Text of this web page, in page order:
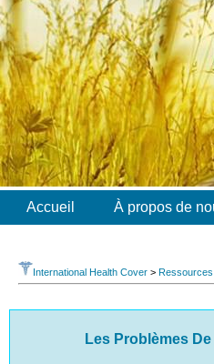
Accueil À propos de
International Health Cover > Ressources
Les Problèmes